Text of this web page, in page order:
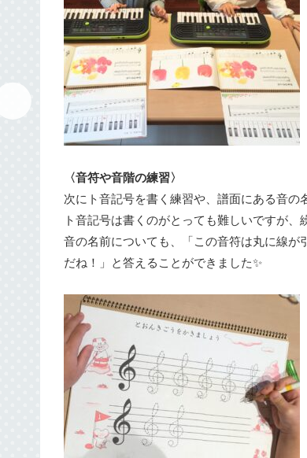
〈音符や音階の練習〉
次にト音記号を書く練習や、譜面にある音の
ト音記号は書くのがとっても難しいですが
音の名前についても、「この音符は丸に線が
だね！」と答えることができました✨